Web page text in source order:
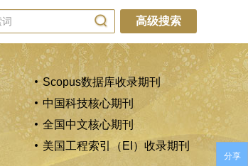
高级搜索
Scopus数据库收录期刊
中国科技核心期刊
全国中文核心期刊
美国工程索引（EI）收录期刊
分享